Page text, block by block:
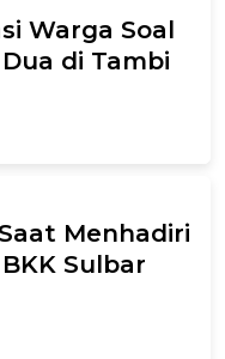
Warga Soal
di Tambi
Menhadiri
Sulbar